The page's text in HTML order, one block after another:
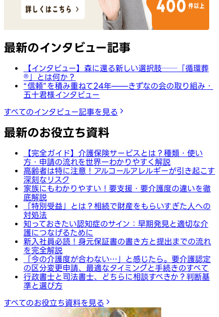
最新のインタビュー記事
【インタビュー】森に還る新しい選択肢──「循環葬
®︎」とは何か？
“信頼”を積み重ねて24年——きずなの会の取り組み・
五十君様インタビュー
すべてのインタビュー記事を見る
最新のお役立ち資料
【完全ガイド】介護保険サービスとは？種類・使い
方・申請の流れを世界一わかりやすく解説
高齢者は特に注意！アルコールアレルギーが引き起こす
深刻なリスク
家族にもわかりやすい！要支援・要介護度の違いを徹
底解説
「特別受益」とは？相続で財産をもらいすぎた人への
対処法
知っておきたい認知症のサイン：早期発見と適切な介
護につなげるために
新入社員必読！身元保証書の書き方と提出までの流れ
を完全解説
「今の介護度が合わない…」と感じたら。要介護認定
の区分変更申請、最適なタイミングと手続きのすべて
行政書士と司法書士、どちらに相談すべきか？判断基
準と選び方
すべてのお役立ち資料を見る